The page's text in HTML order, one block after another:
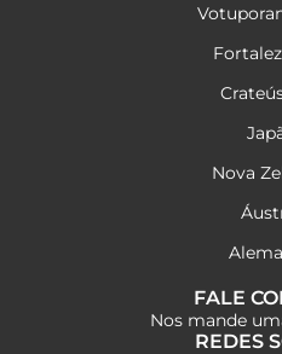
Nova
FALE
Nos mande
REDES